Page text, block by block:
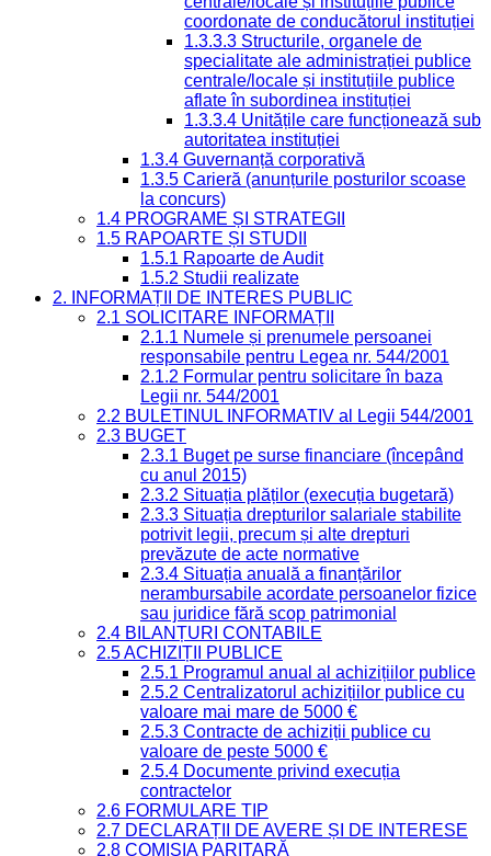
coordonate de conducătorul instituției
1.3.3.3 Structurile, organele de
specialitate ale administrației publice
centrale/locale și instituțiile publice
aflate în subordinea instituției
1.3.3.4 Unitățile care funcționează sub
autoritatea instituției
1.3.4 Guvernanță corporativă
1.3.5 Carieră (anunțurile posturilor scoase
la concurs)
1.4 PROGRAME ȘI STRATEGII
1.5 RAPOARTE ȘI STUDII
1.5.1 Rapoarte de Audit
1.5.2 Studii realizate
2. INFORMAȚII DE INTERES PUBLIC
2.1 SOLICITARE INFORMAȚII
2.1.1 Numele și prenumele persoanei
responsabile pentru Legea nr. 544/2001
2.1.2 Formular pentru solicitare în baza
Legii nr. 544/2001
2.2 BULETINUL INFORMATIV al Legii 544/2001
2.3 BUGET
2.3.1 Buget pe surse financiare (începând
cu anul 2015)
2.3.2 Situația plăților (execuția bugetară)
2.3.3 Situația drepturilor salariale stabilite
potrivit legii, precum și alte drepturi
prevăzute de acte normative
2.3.4 Situația anuală a finanțărilor
nerambursabile acordate persoanelor fizice
sau juridice fără scop patrimonial
2.4 BILANȚURI CONTABILE
2.5 ACHIZIȚII PUBLICE
2.5.1 Programul anual al achizițiilor publice
2.5.2 Centralizatorul achizițiilor publice cu
valoare mai mare de 5000 €
2.5.3 Contracte de achiziții publice cu
valoare de peste 5000 €
2.5.4 Documente privind execuția
contractelor
2.6 FORMULARE TIP
2.7 DECLARAȚII DE AVERE ȘI DE INTERESE
2.8 COMISIA PARITARĂ